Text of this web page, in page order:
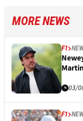
MORE NEWS
F1
03/
F1